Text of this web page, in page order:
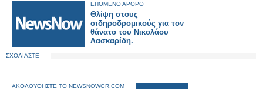
ΕΠΟΜΕΝΟ ΑΡΘΡΟ
Θλίψη στους
σιδηροδρομικούς για τον
θάνατο του Νικολάου
Λασκαρίδη.
ΣΧΟΛΙΑΣΤΕ
ΑΚΟΛΟΥΘΗΣΤΕ ΤΟ NEWSNOWGR.COM